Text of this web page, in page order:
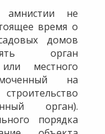
амнистии не
время о
домов
орган
или местного
на
орган).
порядка